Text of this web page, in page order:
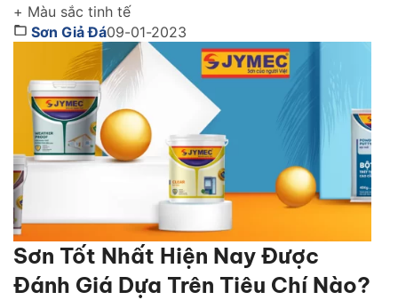
+ Màu sắc tinh tế
Sơn Giả Đá09-01-2023
Sơn Tốt Nhất Hiện Nay Được
Đánh Giá Dựa Trên Tiêu Chí Nào?